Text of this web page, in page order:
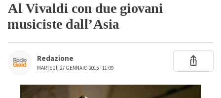
Al Vivaldi con due giovani
musiciste dall’Asia
Redazione
MARTEDÌ, 27 GENNAIO 2015 - 11:09